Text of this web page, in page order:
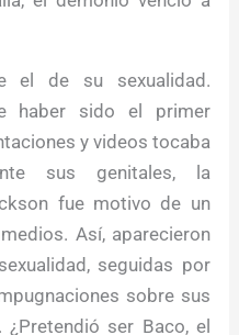
el de su sexualidad.
haber sido el primer
y videos tocaba
sus genitales, la
fue motivo de un
Así, aparecieron
seguidas por
sobre sus
ser Baco, el